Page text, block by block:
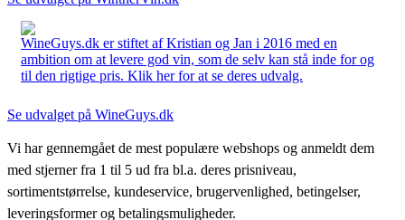
WineGuys.dk er stiftet af Kristian og Jan i 2016 med en
ambition om at levere god vin, som de selv kan stå inde for og
til den rigtige pris. Klik her for at se deres udvalg.
Se udvalget på WineGuys.dk
Vi har gennemgået de mest populære webshops og anmeldt dem
med stjerner fra 1 til 5 ud fra bl.a. deres prisniveau,
sortimentstørrelse, kundeservice, brugervenlighed, betingelser,
leveringsformer og betalingsmuligheder.